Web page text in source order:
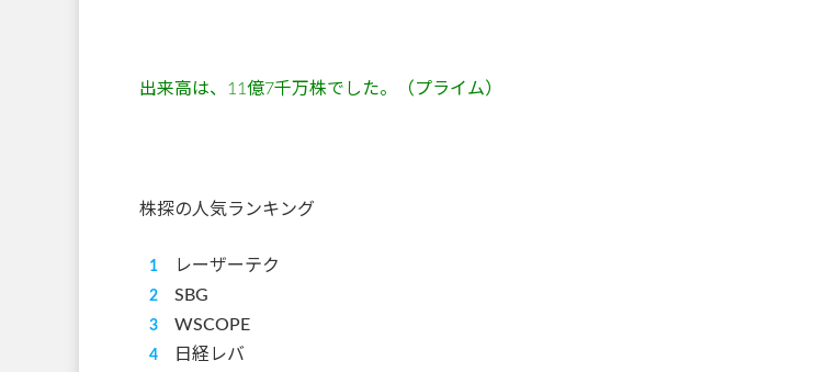
出来高は、11億7千万株でした。（プライム）
株探の人気ランキング
レーザーテク
SBG
WSCOPE
日経レバ